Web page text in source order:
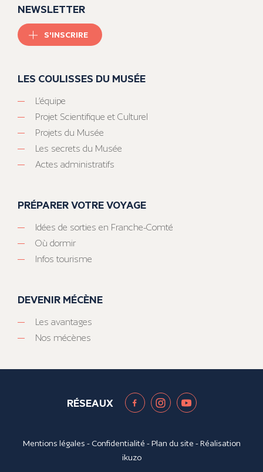
NEWSLETTER
S'INSCRIRE
LES COULISSES DU MUSÉE
L’équipe
Projet Scientifique et Culturel
Projets du Musée
Les secrets du Musée
Actes administratifs
PRÉPARER VOTRE VOYAGE
Idées de sorties en Franche-Comté
Où dormir
Infos tourisme
DEVENIR MÉCÈNE
Les avantages
Nos mécènes
RÉSEAUX
Mentions légales - Confidentialité -Plan du site - Réalisation
ikuzo